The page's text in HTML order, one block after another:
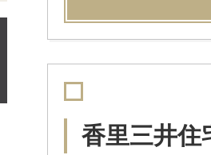
香里三井住